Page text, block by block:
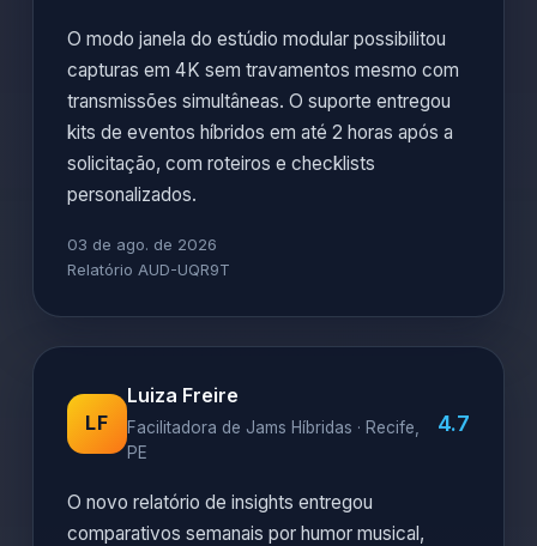
O modo janela do estúdio modular possibilitou
capturas em 4K sem travamentos mesmo com
transmissões simultâneas. O suporte entregou
kits de eventos híbridos em até 2 horas após a
solicitação, com roteiros e checklists
personalizados.
03 de ago. de 2026
Relatório AUD-UQR9T
LF
Luiza Freire
Facilitadora de Jams Híbridas · Recife,
PE
4.7
O novo relatório de insights entregou
comparativos semanais por humor musical,